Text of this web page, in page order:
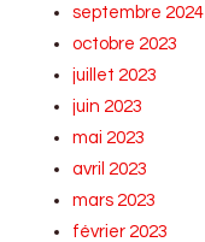
septembre 2024
octobre 2023
juillet 2023
juin 2023
mai 2023
avril 2023
mars 2023
février 2023